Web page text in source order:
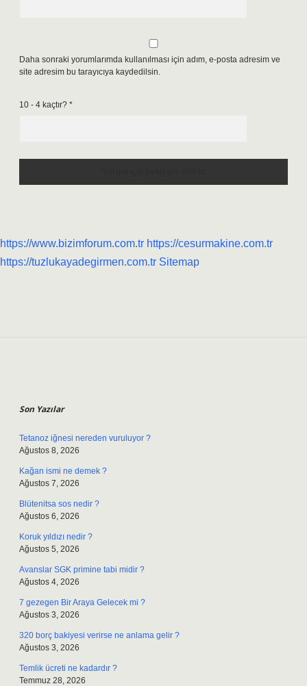
Daha sonraki yorumlarımda kullanılması için adım, e-posta adresim ve
site adresim bu tarayıcıya kaydedilsin.
10 - 4 kaçtır? *
https://www.bizimforum.com.tr https://cesurmakine.com.tr
https://tuzlukayadegirmen.com.tr Sitemap
Son Yazılar
Tetanoz iğnesi nereden vuruluyor ?
Ağustos 8, 2026
Kağan ismi ne demek ?
Ağustos 7, 2026
Blütenitsa sos nedir ?
Ağustos 6, 2026
Koruk yıldızı nedir ?
Ağustos 5, 2026
Avanslar SGK primine tabi midir ?
Ağustos 4, 2026
7 gezegen Bir Araya Gelecek mi ?
Ağustos 3, 2026
320 borç bakiyesi verirse ne anlama gelir ?
Ağustos 3, 2026
Temlik ücreti ne kadardır ?
Temmuz 28, 2026